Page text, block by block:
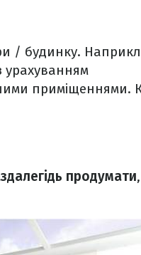
/ будинку.
урахуванням
приміщеннями.
продумати